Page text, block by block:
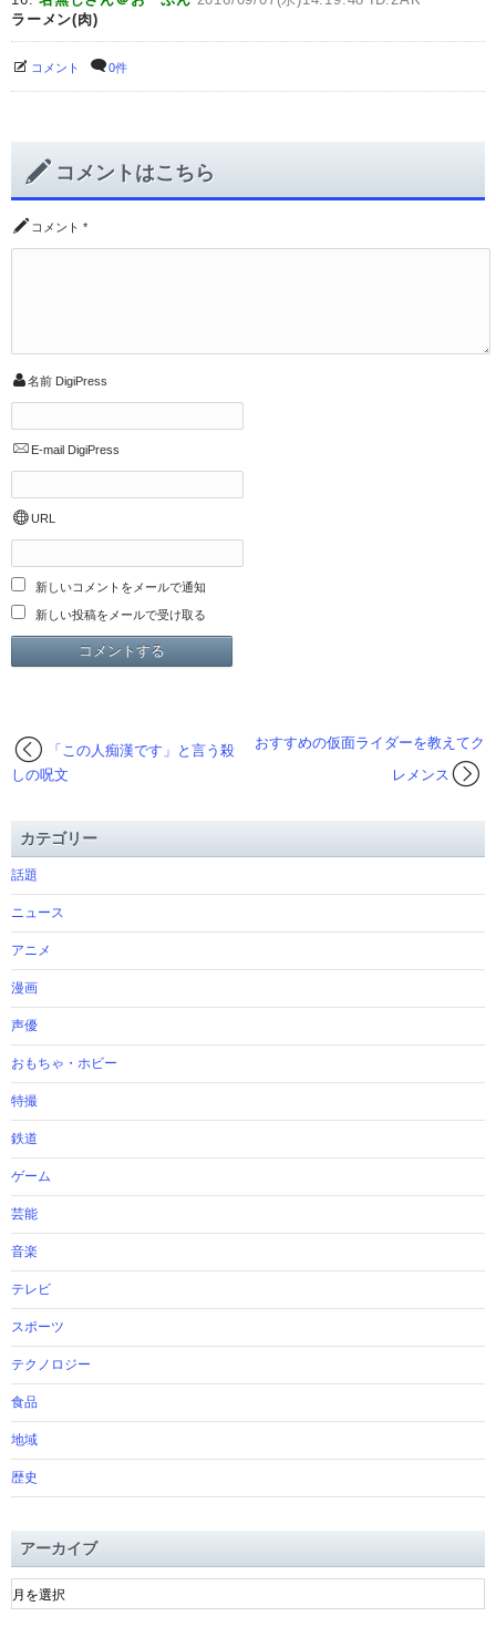
ラーメン(肉)
コメント 0件
コメントはこちら
コメント *
名前 DigiPress
E-mail DigiPress
URL
新しいコメントをメールで通知
新しい投稿をメールで受け取る
おすすめの仮面ライダーを教えてク
レメンス
「この人痴漢です」と言う殺
しの呪文
カテゴリー
話題
ニュース
アニメ
漫画
声優
おもちゃ・ホビー
特撮
鉄道
ゲーム
芸能
音楽
テレビ
スポーツ
テクノロジー
食品
地域
歴史
アーカイブ
ア
ー